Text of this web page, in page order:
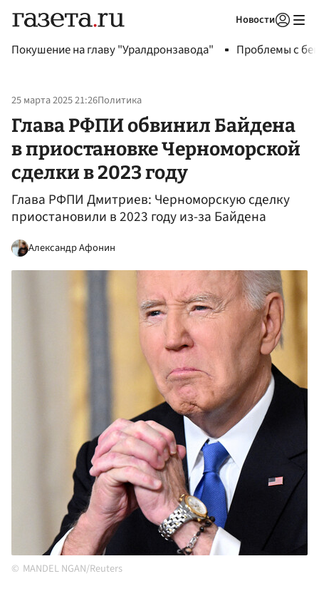
Новости
Покушение на главу "Уралдронзавода" Проблемы с
25 марта 2025 21:26Политика
Глава РФПИ обвинил Байдена
в приостановке Черноморской
сделки в 2023 году
Глава РФПИ Дмитриев: Черноморскую сделку
приостановили в 2023 году из-за Байдена
Александр Афонин
MANDEL NGAN/Reuters